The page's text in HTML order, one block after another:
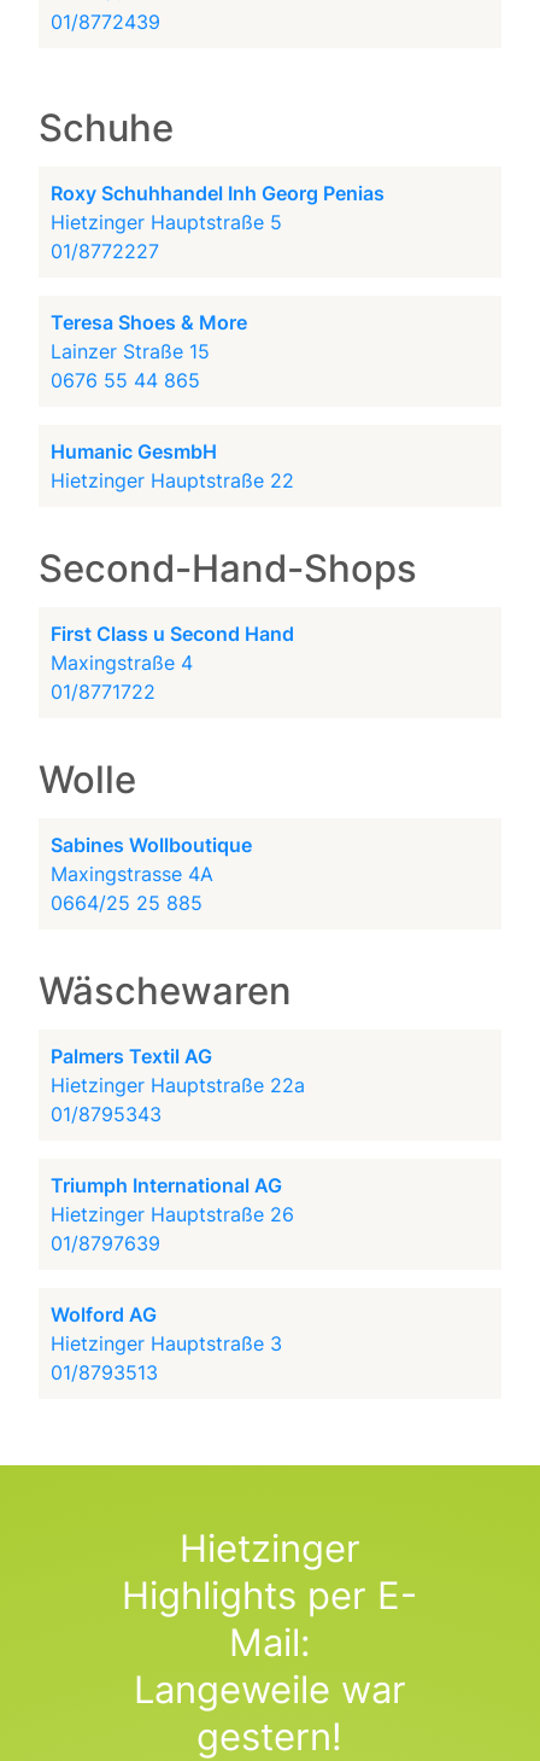
01/8772439
Schuhe
Roxy Schuhhandel Inh Georg Penias
Hietzinger Hauptstraße 5
01/8772227
Teresa Shoes & More
Lainzer Straße 15
0676 55 44 865
Humanic GesmbH
Hietzinger Hauptstraße 22
Second-Hand-Shops
First Class u Second Hand
Maxingstraße 4
01/8771722
Wolle
Sabines Wollboutique
Maxingstrasse 4A
0664/25 25 885
Wäschewaren
Palmers Textil AG
Hietzinger Hauptstraße 22a
01/8795343
Triumph International AG
Hietzinger Hauptstraße 26
01/8797639
Wolford AG
Hietzinger Hauptstraße 3
01/8793513
Hietzinger
Highlights per E-
Mail:
Langeweile war
gestern!